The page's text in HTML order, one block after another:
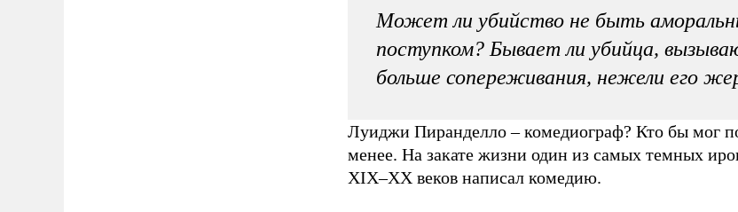
Может ли убийство не быть
поступком? Бывает ли убийца,
больше сопереживания, нежели его
Луиджи Пиранделло – комедиограф? Кто бы мог
менее. На закате жизни один из самых темных
XIX–XX веков написал комедию.